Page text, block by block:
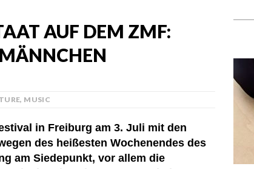
AUF DEM ZMF:
, MUSIC
in Freiburg am 3. Juli mit den
des heißesten Wochenendes des
am Siedepunkt, vor allem die